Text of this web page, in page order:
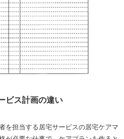
ビス計画の違い
を担当する居宅サービスの居宅ケアマ